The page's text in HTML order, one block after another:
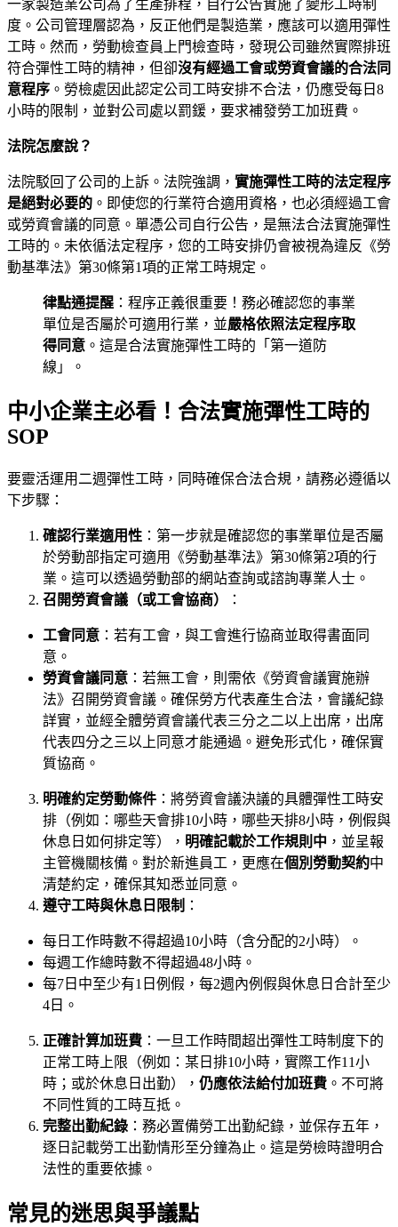
一家製造業公司為了生產排程，自行公告實施了變形工時制
度。公司管理層認為，反正他們是製造業，應該可以適用彈性
工時。然而，勞動檢查員上門檢查時，發現公司雖然實際排班
符合彈性工時的精神，但卻沒有經過工會或勞資會議的合法同
意程序 。勞檢處因此認定公司工時安排不合法，仍應受每日8
小時的限制，並對公司處以罰鍰，要求補發勞工加班費。
法院怎麼說？
法院駁回了公司的上訴。法院強調， 實施彈性工時的法定程序
是絕對必要的 。即使您的行業符合適用資格，也必須經過工會
或勞資會議的同意。單憑公司自行公告，是無法合法實施彈性
工時的。未依循法定程序，您的工時安排仍會被視為違反《勞
動基準法》第30條第1項的正常工時規定。
律點通提醒 ：程序正義很重要！務必確認您的事業
單位是否屬於可適用行業，並嚴格依照法定程序取
得同意 。這是合法實施彈性工時的「第一道防
線」。
中小企業主必看！合法實施彈性工時的
SOP
要靈活運用二週彈性工時，同時確保合法合規，請務必遵循以
下步驟：
確認行業適用性 ：第一步就是確認您的事業單位是否屬
於勞動部指定可適用《勞動基準法》第30條第2項的行
業。這可以透過勞動部的網站查詢或諮詢專業人士。
召開勞資會議（或工會協商）
：
工會同意 ：若有工會，與工會進行協商並取得書面同
意。
勞資會議同意 ：若無工會，則需依《勞資會議實施辦
法》召開勞資會議。確保勞方代表產生合法，會議紀錄
詳實，並經全體勞資會議代表三分之二以上出席，出席
代表四分之三以上同意才能通過。避免形式化，確保實
質協商。
明確約定勞動條件 ：將勞資會議決議的具體彈性工時安
排（例如：哪些天會排10小時，哪些天排8小時，例假與
休息日如何排定等）， 明確記載於工作規則中 ，並呈報
主管機關核備。對於新進員工，更應在個別勞動契約中
清楚約定，確保其知悉並同意。
遵守工時與休息日限制 ：
每日工作時數不得超過10小時（含分配的2小時）。
每週工作總時數不得超過48小時。
每7日中至少有1日例假，每2週內例假與休息日合計至少
4日。
正確計算加班費 ：一旦工作時間超出彈性工時制度下的
正常工時上限（例如：某日排10小時，實際工作11小
時；或於休息日出勤）， 仍應依法給付加班費 。不可將
不同性質的工時互抵。
完整出勤紀錄 ：務必置備勞工出勤紀錄，並保存五年，
逐日記載勞工出勤情形至分鐘為止。這是勞檢時證明合
法性的重要依據。
常見的迷思與爭議點